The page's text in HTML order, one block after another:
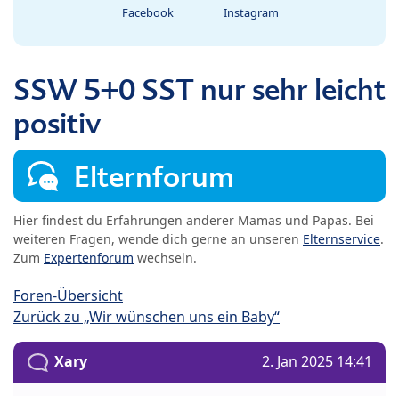
Facebook Instagram
SSW 5+0 SST nur sehr leicht
positiv
Elternforum
Hier findest du Erfahrungen anderer Mamas und Papas. Bei
weiteren Fragen, wende dich gerne an unseren Elternservice.
Zum Expertenforum wechseln.
Foren-Übersicht
Zurück zu „Wir wünschen uns ein Baby“
Xary 2. Jan 2025 14:41